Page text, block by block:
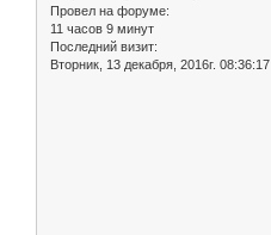
Провел на форуме:
11 часов 9 минут
Последний визит:
Вторник, 13 декабря, 2016г. 08:36:17